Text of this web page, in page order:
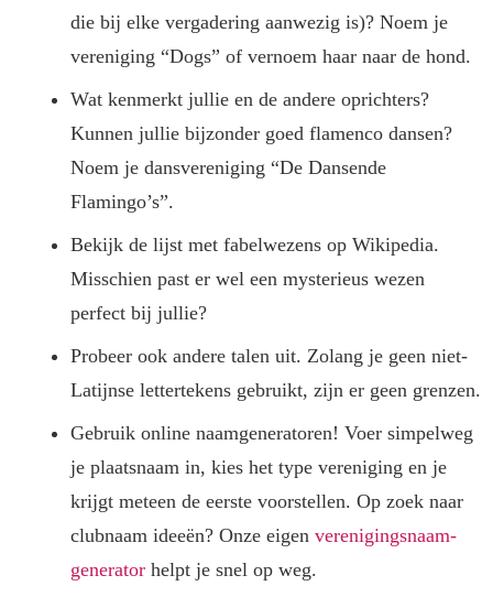
die bij elke vergadering aanwezig is)? Noem je
vereniging “Dogs” of vernoem haar naar de hond.
Wat kenmerkt jullie en de andere oprichters?
Kunnen jullie bijzonder goed flamenco dansen?
Noem je dansvereniging “De Dansende
Flamingo’s”.
Bekijk de lijst met fabelwezens op Wikipedia.
Misschien past er wel een mysterieus wezen
perfect bij jullie?
Probeer ook andere talen uit. Zolang je geen niet-
Latijnse lettertekens gebruikt, zijn er geen grenzen.
Gebruik online naamgeneratoren! Voer simpelweg
je plaatsnaam in, kies het type vereniging en je
krijgt meteen de eerste voorstellen. Op zoek naar
clubnaam ideeën? Onze eigen verenigingsnaam-
generator helpt je snel op weg.